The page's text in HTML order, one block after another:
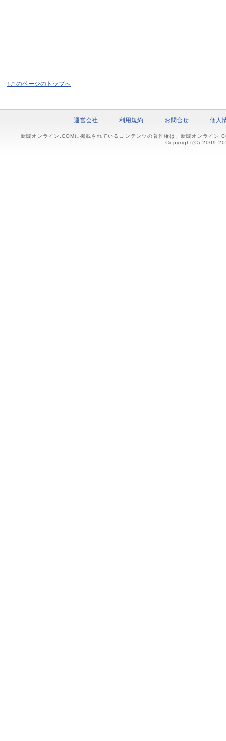
↑このページのトップへ
運営会社 利用規約 お問合せ 個人
新聞オンライン.COMに掲載されているコンテンツの著作権は、新聞オンライン
Copyright(C) 2009-